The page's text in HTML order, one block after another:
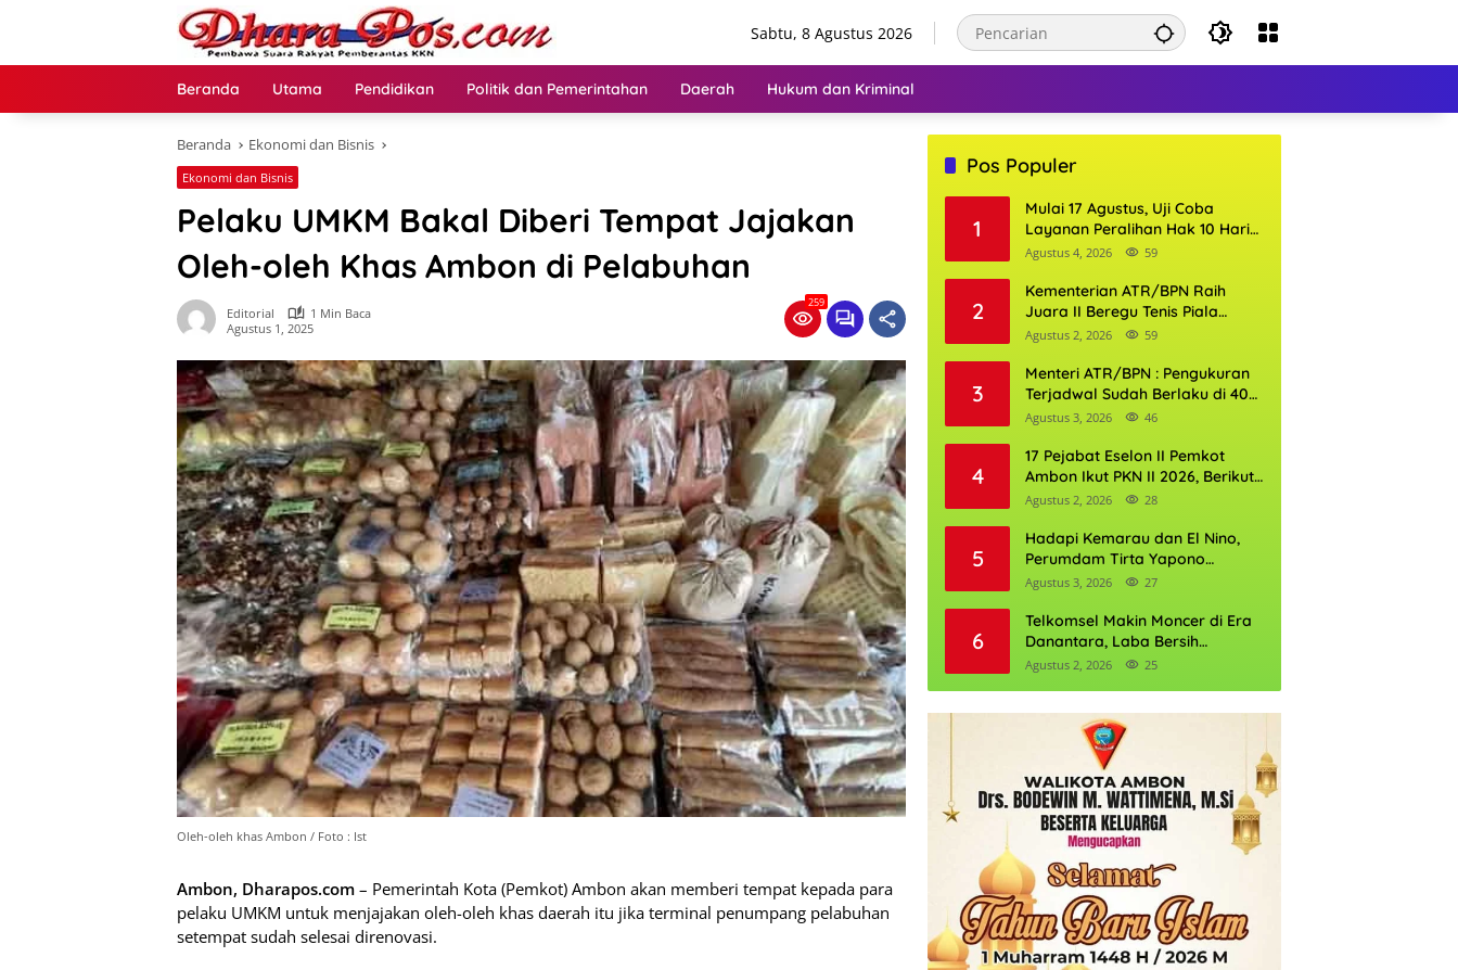
Sabtu, 8 Agustus 2026
Beranda Utama Pendidikan Politik dan Pemerintahan Daerah Hukum dan Kriminal
Beranda Ekonomi dan Bisnis
Ekonomi dan Bisnis
Pelaku UMKM Bakal Diberi Tempat Jajakan
Oleh-oleh Khas Ambon di Pelabuhan
Editorial
1 Min Baca
Agustus 1, 2025
259
Oleh-oleh khas Ambon / Foto : Ist
Ambon, Dharapos.com – Pemerintah Kota (Pemkot) Ambon akan memberi tempat kepada para
pelaku UMKM untuk menjajakan oleh-oleh khas daerah itu jika terminal penumpang pelabuhan
setempat sudah selesai direnovasi.
Pos Populer
1
Mulai 17 Agustus, Uji Coba
Layanan Peralihan Hak 10 Hari
di 15 Kantor Pertanahan
Agustus 4, 2026 59
2
Kementerian ATR/BPN Raih
Juara II Beregu Tenis Piala
Gubernur DKI Jakarta 2026
Agustus 2, 2026 59
3
Menteri ATR/BPN : Pengukuran
Terjadwal Sudah Berlaku di 400
Kantor Pertanahan
Agustus 3, 2026 46
4
17 Pejabat Eselon II Pemkot
Ambon Ikut PKN II 2026, Berikut
Daftarnya
Agustus 2, 2026 28
5
Hadapi Kemarau dan El Nino,
Perumdam Tirta Yapono
Perkuat Cadangan Air Ambon
Agustus 3, 2026 27
6
Telkomsel Makin Moncer di Era
Danantara, Laba Bersih
Semester I 2026 Tembus Rp10,4
Agustus 2, 2026 25